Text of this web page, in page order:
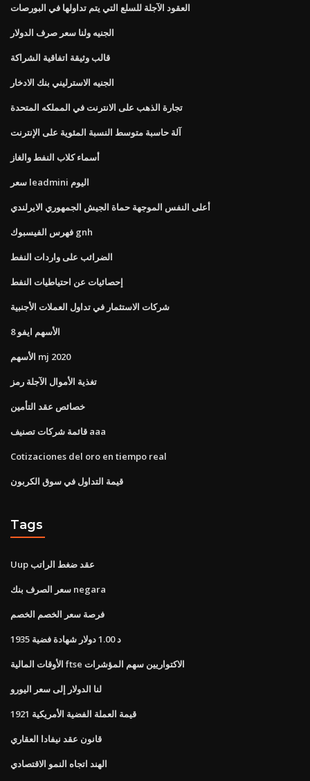
العقود الآجلة للسلع التي يتم تداولها في البورصات
الجنيه ولنا سعر صرف الدولار
قالب وثيقة اتفاقية الشراكة
الجنيه الاسترليني بنك الادخار
تجارة الذهب على الانترنت في المملكه المتحدة
آلة حاسبة متوسط ​​النسبة المئوية على الإنترنت
أسماء كلاب النفط والغاز
سعر leadmini اليوم
أعلى النفس الموجهة حماة الجيش الجمهوري الايرلندي
فهرس الفيسبوك gnh
الضرائب على واردات النفط
إحصائيات عن احتياطيات النفط
شركات الاستثمار في تداول العملات الأجنبية
الأسهم ايفو 8
الأسهم mj 2020
تغذية الأموال الآجلة رمز
خصائص عقد التأمين
قائمة شركات تصنيف aaa
Cotizaciones del oro en tiempo real
قيمة التداول في سوق الكربون
Tags
Uup عقد ضغط الراتب
سعر الصرف بنك negara
فرصة سعر الخصم الخصم
1935 د 1.00 دولار شهادة فضية
الأوقات المالية ftse الاكتواريين سهم المؤشرات
لنا الدولار إلى سعر اليورو
1921 قيمة العملة الفضية الأمريكية
قانون عقد نيفادا العقاري
الهند اتجاه النمو الاقتصادي